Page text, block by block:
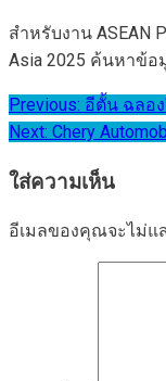
สำหรับงาน
Asia 2025 ค้นหาข้อ
แนะแนว
เรื่อง
Previous: อีตั้น ฉลอง
Next: Chery
ใส่ความเห็น
อีเมลของคุณจะไม่แ